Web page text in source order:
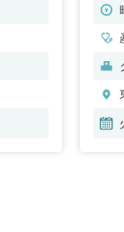
（